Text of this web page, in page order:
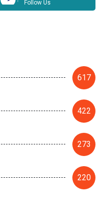
Follow Us
617
422
273
220